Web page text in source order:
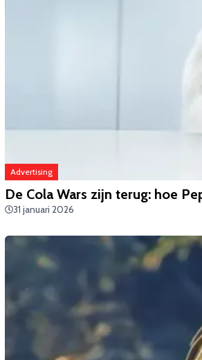
Advertising
De Cola Wars zijn terug: hoe
31 januari 2026